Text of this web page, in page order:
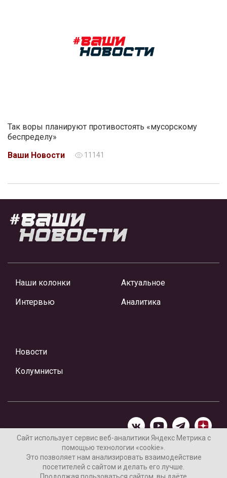
Так воры планируют противостоять «мусорскому
беспределу»
Ваши Новости
11141
Наши колонки
Интервью
Актуальное
Аналитика
Новости
Колумнисты
Материалы предоставлены редакцией Интернет-газеты
«Ваши новости»
Сайт использует сервис веб-аналитики Яндекс Метрика с
помощью технологии «cookie».
Это позволяет нам анализировать взаимодействие
посетителей с сайтом и делать его лучше.